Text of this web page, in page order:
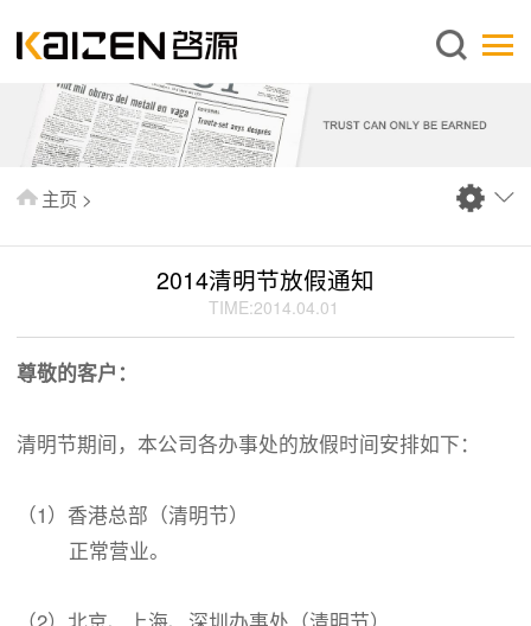
简体中文
关于启源
服务范围
出版刊物
主页 >
2014清明节放假通知
TIME:2014.04.01
尊敬的客户 ：
清明节期间，本公司各办事处的放假时间安排如下：
（1）香港总部（清明节）
正常营业。